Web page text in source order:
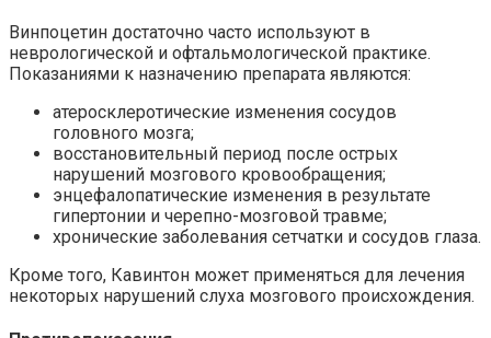
Винпоцетин достаточно часто используют в
неврологической и офтальмологической практике.
Показаниями к назначению препарата являются:
атеросклеротические изменения сосудов
головного мозга;
восстановительный период после острых
нарушений мозгового кровообращения;
энцефалопатические изменения в результате
гипертонии и черепно-мозговой травме;
хронические заболевания сетчатки и сосудов глаза.
Кроме того, Кавинтон может применяться для лечения
некоторых нарушений слуха мозгового происхождения.